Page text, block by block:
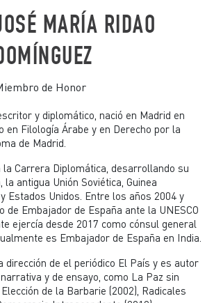
MARÍA RIDAO
de Honor
y diplomático, nació en Madrid en
en Filología Árabe y en Derecho por la
de Madrid.
la Carrera Diplomática, desarrollando su
la antigua Unión Soviética, Guinea
Estados Unidos. Entre los años 2004 y
de Embajador de España ante la UNESCO
ejercía desde 2017 como cónsul general
es Embajador de España en India.
dirección de el periódico El País y es autor
y de ensayo, como La Paz sin
de la Barbarie (2002), Radicales